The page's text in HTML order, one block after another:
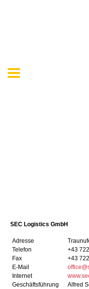
SEC Logistics GmbH
Adresse
Telefon
Fax
E-Mail
Internet
Geschäftsführung
+43
+43
Alfred